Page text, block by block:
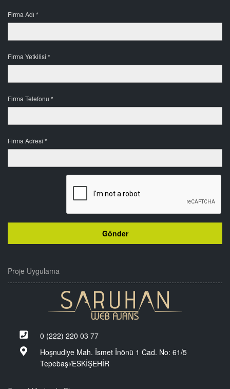
Firma Adı *
Firma Yetkilisi *
Firma Telefonu *
Firma Adresi *
Proje Uygulama
0 (222) 220 03 77
Hoşnudiye Mah. İsmet İnönü 1 Cad. No: 61/5
Tepebaşı/ESKİŞEHİR